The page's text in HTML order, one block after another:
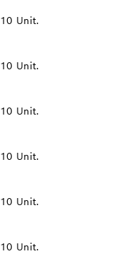
10 Unit.
10 Unit.
10 Unit.
10 Unit.
10 Unit.
10 Unit.